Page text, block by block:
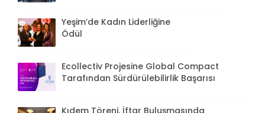
Yeşim’de Kadın Liderliğine
Ödül
Ecollectiv Projesine Global Compact
Tarafından Sürdürülebilirlik Başarısı
Kıdem Töreni, İftar Buluşmasında